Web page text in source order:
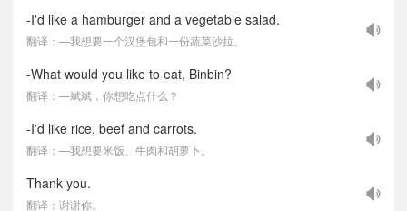
-I'd like a hamburger and a vegetable salad.
翻译：—我想要一个汉堡包和一份蔬菜沙拉。
-What would you like to eat, Binbin?
翻译：—斌斌，你想吃点什么？
-I'd like rice, beef and carrots.
翻译：—我想要米饭、牛肉和胡萝卜。
Thank you.
翻译：谢谢你。